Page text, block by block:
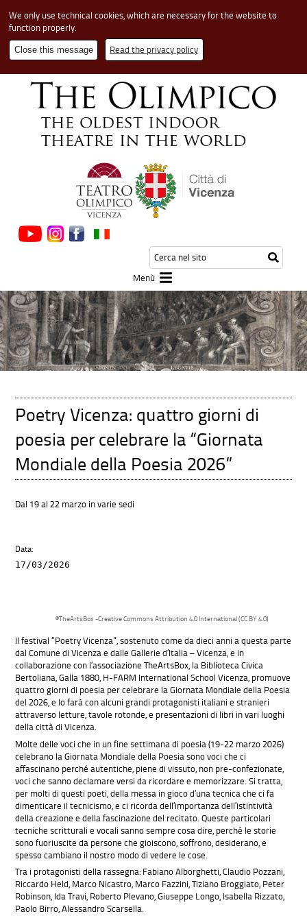
We only use technical cookies, which are necessary for the website to
function properly.
Close this message Read the privacy policy
Testo
Inizia
la
Menù
Poetry Vicenza: quattro giorni di
poesia per celebrare la “Giornata
Mondiale della Poesia 2026”
Dal 19 al 22 marzo in varie sedi
Data:
17/03/2026
©TheArtsBox -Creative Commons Attribution 4.0 International (CC BY 4.0)
Il festival “Poetry Vicenza”, sostenuto come da dieci anni a questa parte
dal Comune di Vicenza e dalle Gallerie d’Italia – Vicenza, e in
collaborazione con l’associazione TheArtsBox, la Biblioteca Civica
Bertoliana, Galla 1880, H-FARM International School Vicenza, promuove
quattro giorni di poesia per celebrare la Giornata Mondiale della Poesia
del 2026, e lo farà con alcuni grandi protagonisti italiani e stranieri
attraverso letture, tavole rotonde, e presentazioni di libri in vari luoghi
della città di Vicenza.
Molte delle voci che in un fine settimana di poesia (19-22 marzo 2026)
celebrano la Giornata Mondiale della Poesia sono voci che ci
affascinano perché autentiche, piene di vissuto, non pre-confezionate,
voci che sanno declamare versi da ricordare e memorizzare. Si tratta,
per molti di questi poeti, della messa in gioco d’una tecnica che ci fa
dimenticare il tecnicismo, e ci ricorda dell’importanza dell’istintività
della creazione e della fascinazione del recitato. Queste particolari
tecniche scritturali e vocali sanno sempre cosa dire, perché le storie
sono fuoriuscite da persone che gioiscono, soffrono, desiderano, e
spesso cambiano il nostro modo di vedere le cose.
Tra i protagonisti della rassegna: Fabiano Alborghetti, Claudio Pozzani,
Riccardo Held, Marco Nicastro, Marco Fazzini, Tiziano Broggiato, Peter
Robinson, Ida Travi, Roberto Plevano, Giuseppe Longo, Isabella Rizzato,
Paolo Birro, Alessandro Scarsella.